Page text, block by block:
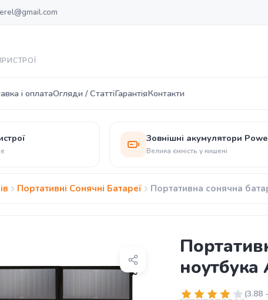
і оплатаОгляди / СтаттіГарантіяКонтакти
Зовнішні акумулятори
Велика ємність у кишені
Портативні Сонячні Батареї Портативна сонячна
(3.88 -